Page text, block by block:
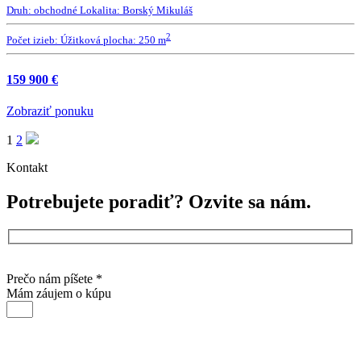
Druh: obchodné Lokalita: Borský Mikuláš
Počet izieb: Úžitková plocha: 250 m2
159 900 €
Zobraziť ponuku
1 2
Kontakt
Potrebujete poradiť? Ozvite sa nám.
Prečo nám píšete *
Mám záujem o kúpu